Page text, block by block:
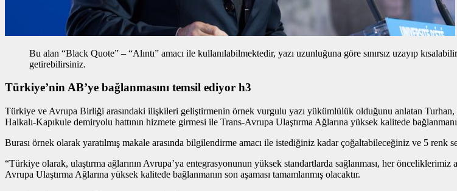
Bu alan “Black Quote” – “Alıntı” amacı ile kullanılabilmektedir, yazı uzunluğuna göre sınırsız uzayıp
getirebilirsiniz.
Türkiye’nin AB’ye bağlanmasını temsil ediyor h3
Türkiye ve Avrupa Birliği arasındaki ilişkileri geliştirmenin örnek vurgulu yazı yükümlülük olduğunu anlatan Turhan,
Halkalı-Kapıkule demiryolu hattının hizmete girmesi ile Trans-Avrupa Ulaştırma Ağlarına yüksek kalitede
Burası örnek olarak yaratılmış makale arasında bilgilendirme amacı ile istediğiniz kadar çoğaltabileceğiniz ve 5 renk
“Türkiye olarak, ulaştırma ağlarının Avrupa’ya entegrasyonunun yüksek standartlarda sağlanması, her
Avrupa Ulaştırma Ağlarına yüksek kalitede bağlanmanın son aşaması tamamlanmış olacaktır.